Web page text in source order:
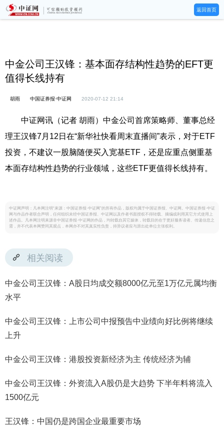
返回首页
中金公司王汉锋：基本面存结构性趋势的EFT更
值得长线持有
胡雨 中国证券报·中证网 2020-07-12 21:14
中证网讯（记者 胡雨）中金公司首席策略师、董事总经
理王汉锋7月12日在“新华社快看周末直播间”表示，对于ETF
投资，不建议一股脑随便买入宽基ETF，还是应重点侧重基
本面存结构性趋势的行业领域，这些ETF更值得长线持有。
中证网声明：凡本网注明“来源：中国证券报·中证网”的所有作品，版权均属于中国证券报、中证网。中国证券报·中证
网与作品作者联合声明，任何组织未经中国证券报、中证网以及作者书面授权不得转载、摘编或利用其它方式使用上
述作品。凡本网注明来源非中国证券报·中证网的作品，均转载自其它媒体，转载目的在于更好服务读者、传递信息之
需，并不代表本网赞同其观点，本网亦不对其真实性负责，持异议者应与原出处单位主张权利。
相关阅读
中金公司王汉锋：A股日均成交额8000亿元至1万亿元属均衡
水平
中金公司王汉锋：上市公司中报预告中业绩向好比例将继续
上升
中金公司王汉锋：港股投资新经济为主 传统经济为辅
中金公司王汉锋：外资流入A股仍是大趋势 下半年料将流入
1500亿元
王汉锋：中国仍是跨国企业最重要市场